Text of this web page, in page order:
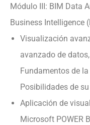
Módulo III: BIM Data
Business Intelligence
Visualización
avanzado de
Fundamentos de
Posibilidades de
Aplicación de
Microsoft POWER